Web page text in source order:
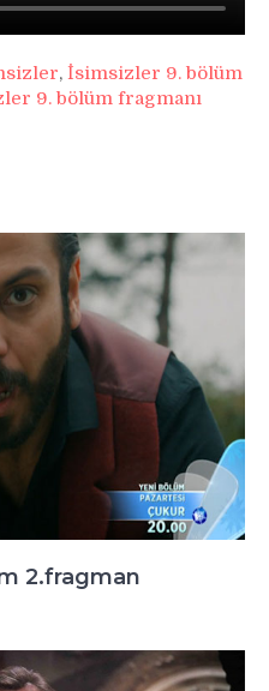
, İsimsizler 9. bölüm
9. bölüm fragmanı
2.fragman